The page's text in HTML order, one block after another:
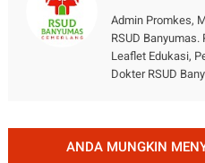
Admin Promkes,
RSUD Banyumas.
Leaflet Edukasi,
Dokter RSUD
ANDA MUNGKIN